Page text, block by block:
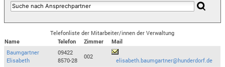
Telefonliste der Mitarbeiter/innen der Verwaltung
Name
Telefon Zimmer
Mail
Baumgartner
Elisabeth
09422
8570-28
002
elisabeth.baumgartner@hunderdorf.de